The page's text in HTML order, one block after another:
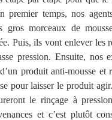
premier temps, nos
gros morceaux de
Puis, ils vont enlever les
pression. Ensuite, nos
produit anti-mousse et
pour laisser le produit
le rinçage à
et c’est plutôt